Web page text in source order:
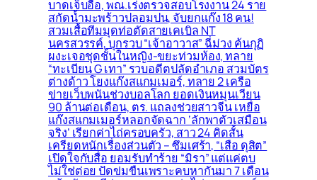
บาดเจ็บอื้อ, พณ.เร่งตรวจสอบโรงงาน 24 ราย
สกัดน้ำมะพร้าวปลอมปน, จับยกแก๊ง 18 คน!
สวมเสื้อทีมมุดท่อตัดสายเคเบิล NT
นครสวรรค์, บุกรวบ “เจ้าอาวาส” ฉี่ม่วง ค้นกุฏิ
ผงะเจอชุดชั้นในหญิง-ขยะท่วมห้อง, ทลาย
“ทะเบียน G เทา” รวบอดีตปลัดอำเภอ สวมบัตร
ต่างด้าว โยงแก๊งสแกมเมอร์, ทลาย 2 เครือ
ข่ายเว็บพนันช่วงบอลโลก ยอดเงินหมุนเวียน
90 ล้านต่อเดือน, ตร. แถลงช่วยสาวจีน เหยื่อ
แก๊งสแกมเมอร์หลอกจัดฉาก ‘ลักพาตัวเสมือน
จริง’ เรียกค่าไถ่ครอบครัว, สาว 24 คิดสั้น
เครียดหนักเรื่องส่วนตัว – ซึมเศร้า, “เสือ ดุสิต”
เปิดใจกับสื่อ ยอมรับทำร้าย “มิรา” แต่แค่ตบ
ไม่ใช่ต่อย ปัดข่มขืนเพราะคบหากันมา 7 เดือน